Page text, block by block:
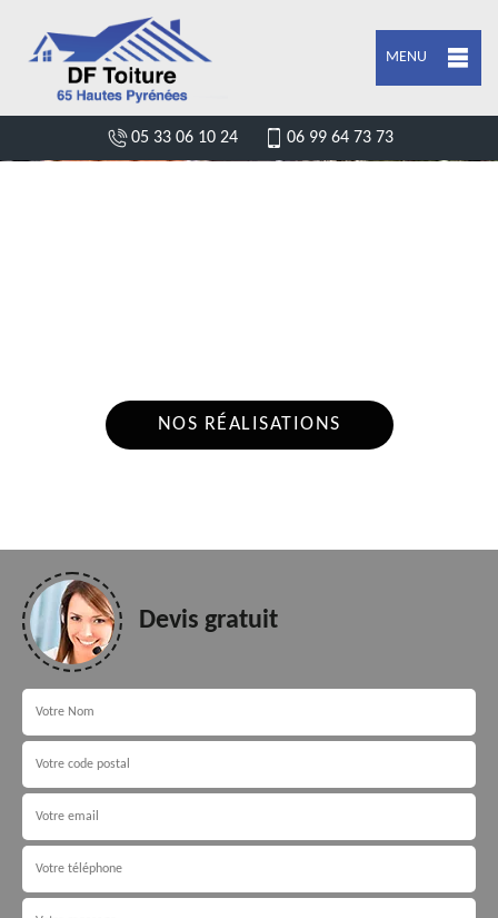
MENU
05 33 06 10 24 06 99 64 73 73
NOS RÉALISATIONS
Devis gratuit